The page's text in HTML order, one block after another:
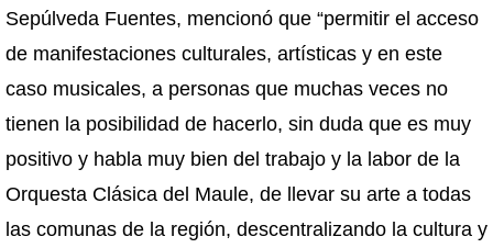
Sepúlveda Fuentes, mencionó que “permitir el acceso
de manifestaciones culturales, artísticas y en este
caso musicales, a personas que muchas veces no
tienen la posibilidad de hacerlo, sin duda que es muy
positivo y habla muy bien del trabajo y la labor de la
Orquesta Clásica del Maule, de llevar su arte a todas
las comunas de la región, descentralizando la cultura y